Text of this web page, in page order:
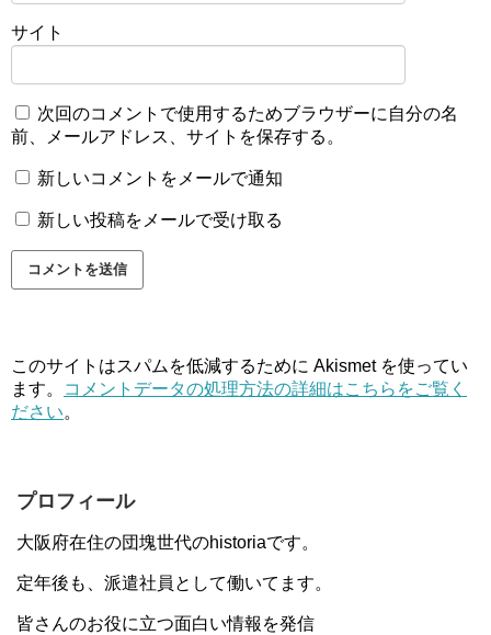
サイト
次回のコメントで使用するためブラウザーに自分の名
前、メールアドレス、サイトを保存する。
新しいコメントをメールで通知
新しい投稿をメールで受け取る
このサイトはスパムを低減するために Akismet を使ってい
ます。
コメントデータの処理方法の詳細はこちらをご覧く
ださい。
プロフィール
大阪府在住の団塊世代のhistoriaです。
定年後も、派遣社員として働いてます。
皆さんのお役に立つ面白い情報を発信